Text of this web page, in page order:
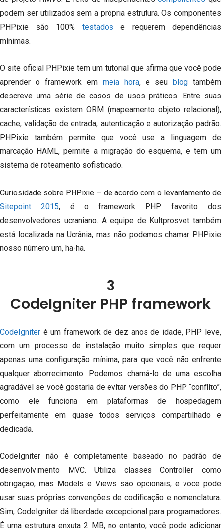
podem ser utilizados sem a própria estrutura. Os componentes
PHPixie são 100% testados e requerem dependências
mínimas.
O site oficial PHPixie tem um tutorial que afirma que você pode
aprender o framework em meia hora, e seu blog também
descreve uma série de casos de usos práticos.
Entre suas
características existem ORM (mapeamento objeto relacional),
cache, validação de entrada, autenticação e autorização padrão.
PHPixie também permite que você use a linguagem de
marcação HAML, permite a migração do esquema, e tem um
sistema de roteamento sofisticado.
Curiosidade sobre PHPixie – de acordo com o levantamento de
Sitepoint 2015, é o framework PHP favorito dos
desenvolvedores ucraniano. A equipe de Kultprosvet também
está localizada na Ucrânia, mas não podemos chamar PHPixie
nosso número um, ha-ha.
3
CodeIgniter PHP framework
CodeIgniter é um framework de dez anos de idade, PHP leve,
com um processo de instalação muito simples que requer
apenas uma configuração mínima, para que você não enfrente
qualquer aborrecimento. Podemos chamá-lo de uma escolha
agradável se você gostaria de evitar versões do PHP “conflito”,
como ele funciona em plataformas de hospedagem
perfeitamente em quase todos serviços compartilhado e
dedicada.
CodeIgniter não é completamente baseado no padrão de
desenvolvimento MVC.Utiliza classes Controller como
obrigação, mas Models e Views são opcionais, e você pode
usar suas próprias convenções de codificação e nomenclatura.
Sim, CodeIgniter dá liberdade excepcional para programadores.
É uma estrutura enxuta 2 MB, no entanto, você pode adicionar